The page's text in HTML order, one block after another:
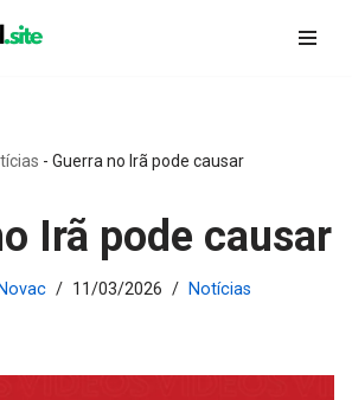
- Guerra no Irã pode causar
Irã pode causar
11/03/2026 Notícias